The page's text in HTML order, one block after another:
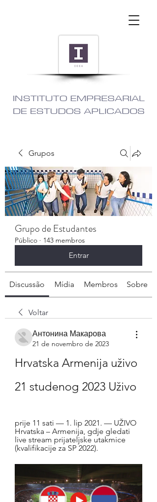
INSTITUTO EMPRESARIAL
DE ESTUDOS APLICADOS
Grupos
Grupo de Estudantes
Público · 143 membros
Entrar
Discussão Mídia Membros Sobre
Voltar
Антонина Макарова
21 de novembro de 2023
Hrvatska Armenija uživo
21 studenog 2023 Uživo
prije 11 sati — 1. lip 2021. — UŽIVO
Hrvatska – Armenija, gdje gledati
live stream prijateljske utakmice
(kvalifikacije za SP 2022).